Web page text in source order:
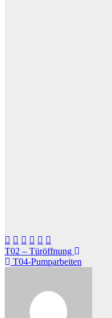
Beitragsnavigation
T02 – Türöffnung
T04-Pumparbeiten